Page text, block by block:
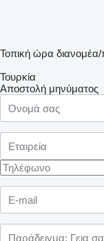
Τοπική ώρα
Τουρκία
Αποστολή μηνύματος